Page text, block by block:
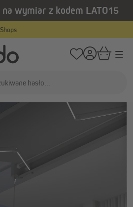
wymiar z kodem LATO15
Produkty na wymiar
/ Markizy / Markizy w